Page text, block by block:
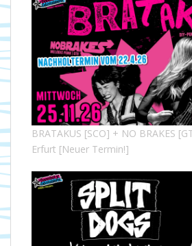
BRATAKUS [SCO] + NO BRAKES
Erfurt [Neuer Termin!]